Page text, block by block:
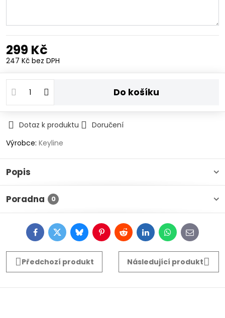
299 Kč
247 Kč bez DPH
Do košíku
Dotaz k produktu
Doručení
Výrobce: Keyline
Popis
Poradna 0
FacebookTwitterBlueskyPinterestRedditLinkedInWhatsApp
E-
mail
Předchozí produkt
Následující produkt